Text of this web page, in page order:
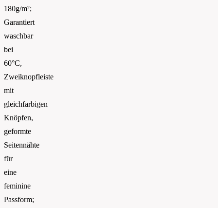
180g/m²;
Garantiert
waschbar
bei
60°C,
Zweiknopfleiste
mit
gleichfarbigen
Knöpfen,
geformte
Seitennähte
für
eine
feminine
Passform;